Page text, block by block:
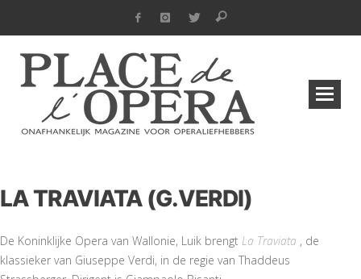
LA TRAVIATA (G.VERDI)
De Koninklijke Opera van Wallonie, Luik brengt La Traviata , de
klassieker van Giuseppe Verdi, in de regie van Thaddeus